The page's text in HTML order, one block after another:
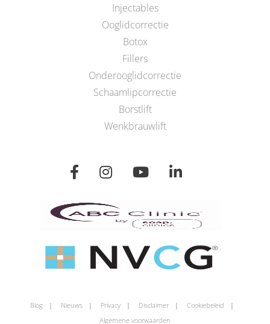
Injectables
Ooglidcorrectie
Botox
Fillers
Onderooglidcorrectie
Schaamlipcorrectie
Borstlift
Wenkbrauwlift
Blog Nieuws Privacy Disclaimer
Cookiebeleid
Algemene voorwaarden